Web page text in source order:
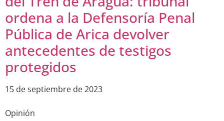
ordena a la Defensoría Penal
Pública de Arica devolver
antecedentes de testigos
protegidos
15 de septiembre de 2023
Opinión